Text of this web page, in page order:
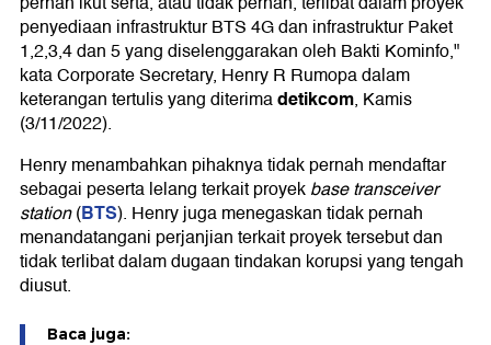
penyediaan infrastruktur BTS 4G dan infrastruktur Paket
1,2,3,4 dan 5 yang diselenggarakan oleh Bakti Kominfo,"
kata Corporate Secretary, Henry R Rumopa dalam
keterangan tertulis yang diterimadetikcom, Kamis
(3/11/2022).
Henry menambahkan pihaknya tidak pernah mendaftar
sebagai peserta lelang terkait proyekbase transceiver
station(BTS). Henry juga menegaskan tidak pernah
menandatangani perjanjian terkait proyek tersebut dan
tidak terlibat dalam dugaan tindakan korupsi yang tengah
diusut.
Baca juga: